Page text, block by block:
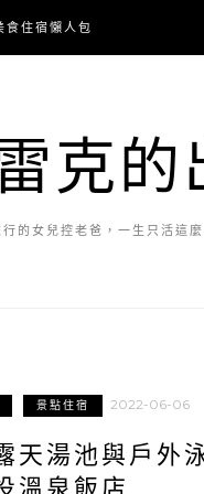
食住宿懶人包
克的
的女兒控老爸，一生只活這
景點住宿 2022-06-06
天湯池與戶外
溫泉飯店